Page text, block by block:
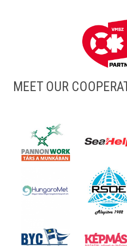
MEET OUR